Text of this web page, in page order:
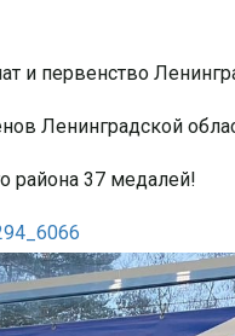
и первенство
Ленинградской
района 37 медалей!